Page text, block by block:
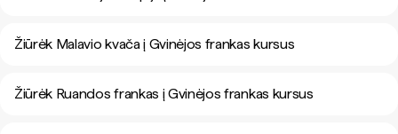
Žiūrėk Malavio kvača į Gvinėjos frankas kursus
Žiūrėk Ruandos frankas į Gvinėjos frankas kursus